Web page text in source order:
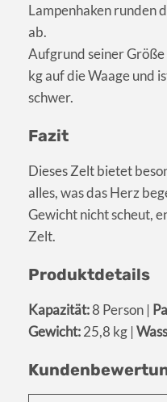
Lampenhaken runden
ab.
Aufgrund seiner
kg auf die Waage und
schwer.
Fazit
Dieses Zelt bietet
alles, was das Herz
Gewicht nicht scheut,
Zelt.
Produktdetails
Kapazität:8 Person |
Gewicht:25,8 kg |